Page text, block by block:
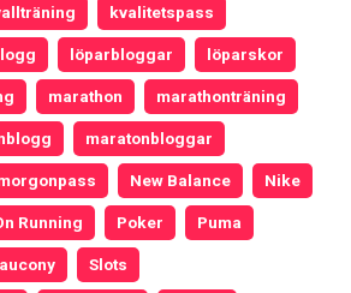
kvalitetspass
löparbloggar löparskor
marathon marathonträning
maratonbloggar
New Balance Nike
Running Poker Puma
Slots